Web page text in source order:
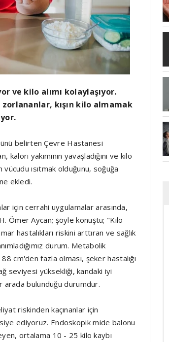
ve kilo alımı kolaylaşıyor.
kışın kilo almamak
belirten Çevre Hastanesi
yakımının yavaşladığını ve kilo
vücudu ısıtmak olduğunu, soğuğa
ekledi.
için cerrahi uygulamalar arasında,
Ömer Aycan; şöyle konuştu; "Kilo
hastalıkları riskini arttıran ve sağlık
durum. Metabolik
cm'den fazla olması, şeker hastalığı
seviyesi yüksekliği, kandaki iyi
arada bulunduğu durumdur.
riskinden kaçınanlar için
ediyoruz. Endoskopik mide balonu
ortalama 10 - 25 kilo kaybı